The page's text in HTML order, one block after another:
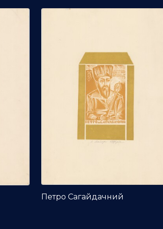
Петро Сагайдачний